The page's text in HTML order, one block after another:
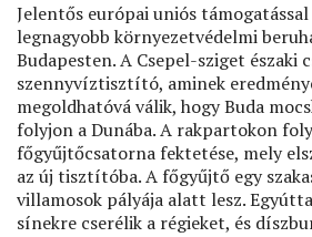
Jelentős európai uniós
legnagyobb környezetvédelmi
Budapesten. A Csepel-sziget északi
szennyvíztisztító, aminek
megoldhatóvá válik, hogy Buda
folyjon a Dunába. A rakpartokon
főgyűjtőcsatorna fektetése, mely
az új tisztítóba. A főgyűjtő egy
villamosok pályája alatt lesz.
sínekre cserélik a régieket, és